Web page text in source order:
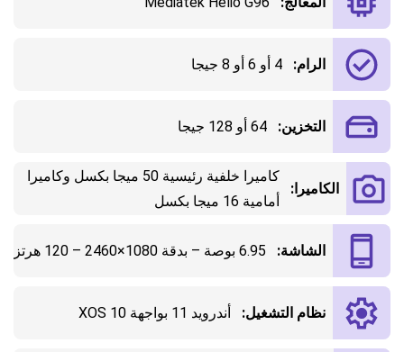
الرام: 4 أو 6 أو 8 جيجا
التخزين: 64 أو 128 جيجا
الكاميرا:
كاميرا خلفية رئيسية 50 ميجا بكسل وكاميرا
أمامية 16 ميجا بكسل
الشاشة: 6.95 بوصة – بدقة 1080×2460 – 120 هرتز
نظام التشغيل: أندرويد 11 بواجهة XOS 10